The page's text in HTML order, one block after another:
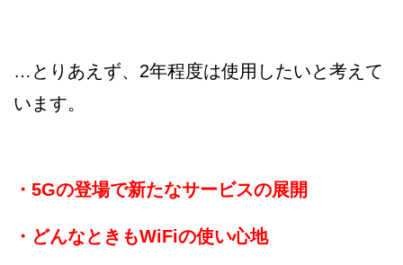
…とりあえず、2年程度は使用したいと考えて
います。
・5Gの登場で新たなサービスの展開
・どんなときもWiFiの使い心地